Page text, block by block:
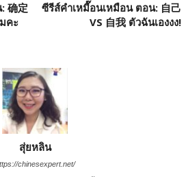
确定
คะ
ซีรีส์คำเหมื๊อนเหมือน ตอน: 自己
VS 自我 ตัวฉันเองงง!
สุ่ยหลิน
chinesexpert.net/